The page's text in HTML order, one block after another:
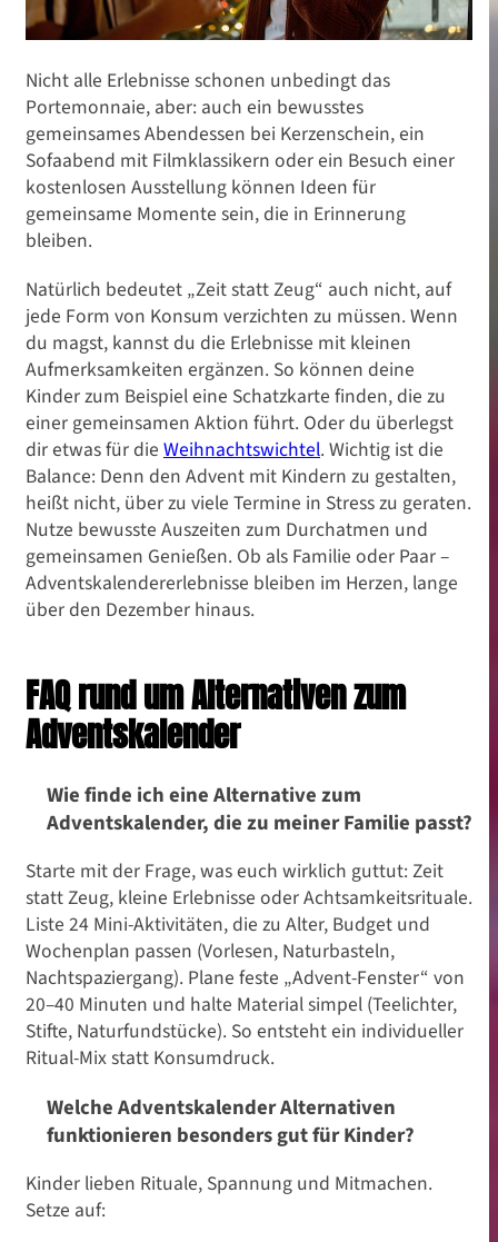
Nicht alle Erlebnisse schonen unbedingt das
Portemonnaie, aber: auch ein bewusstes
gemeinsames Abendessen bei Kerzenschein, ein
Sofaabend mit Filmklassikern oder ein Besuch einer
kostenlosen Ausstellung können Ideen für
gemeinsame Momente sein, die in Erinnerung
bleiben.
Natürlich bedeutet „Zeit statt Zeug“ auch nicht, auf
jede Form von Konsum verzichten zu müssen. Wenn
du magst, kannst du die Erlebnisse mit kleinen
Aufmerksamkeiten ergänzen. So können deine
Kinder zum Beispiel eine Schatzkarte finden, die zu
einer gemeinsamen Aktion führt. Oder du überlegst
dir etwas für die Weihnachtswichtel. Wichtig ist die
Balance: Denn den Advent mit Kindern zu gestalten,
heißt nicht, über zu viele Termine in Stress zu geraten.
Nutze bewusste Auszeiten zum Durchatmen und
gemeinsamen Genießen. Ob als Familie oder Paar –
Adventskalendererlebnisse bleiben im Herzen, lange
über den Dezember hinaus.
FAQ rund um Alternativen zum
Adventskalender
Wie finde ich eine Alternative zum
Adventskalender, die zu meiner Familie passt?
Starte mit der Frage, was euch wirklich guttut: Zeit
statt Zeug, kleine Erlebnisse oder Achtsamkeitsrituale.
Liste 24 Mini-Aktivitäten, die zu Alter, Budget und
Wochenplan passen (Vorlesen, Naturbasteln,
Nachtspaziergang). Plane feste „Advent-Fenster“ von
20–40 Minuten und halte Material simpel (Teelichter,
Stifte, Naturfundstücke). So entsteht ein individueller
Ritual-Mix statt Konsumdruck.
Welche Adventskalender Alternativen
funktionieren besonders gut für Kinder?
Kinder lieben Rituale, Spannung und Mitmachen.
Setze auf: